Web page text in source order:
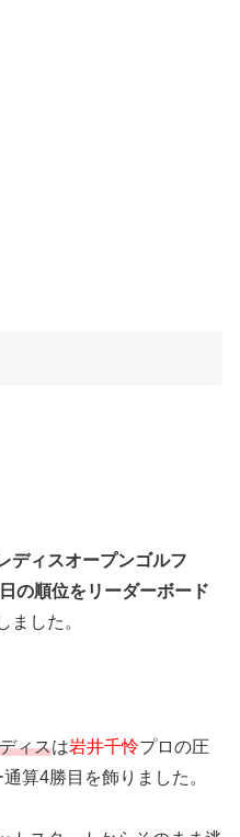
ディスオープンゴルフ
の順位をリーダーボード
ました。
ィスは岩井千怜プロの圧
算4勝目を飾りました。